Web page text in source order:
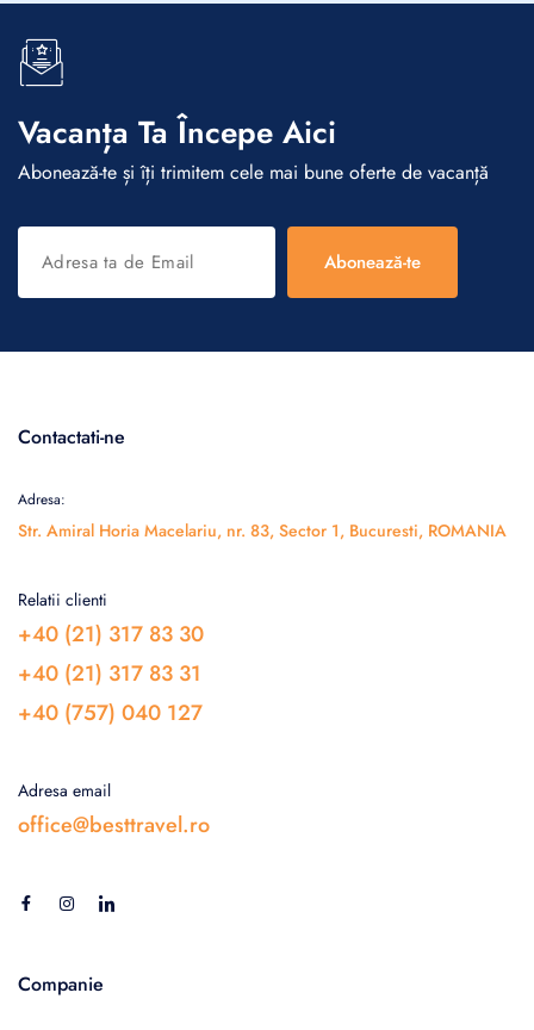
Vacanța Ta Începe Aici
Abonează-te și îți trimitem cele mai bune oferte de vacanță
Abonează-te
Contactati-ne
Adresa:
Str. Amiral Horia Macelariu, nr. 83, Sector 1, Bucuresti, ROMANIA
Relatii clienti
+40 (21) 317 83 30
+40 (21) 317 83 31
+40 (757) 040 127
Adresa email
office@besttravel.ro
Companie